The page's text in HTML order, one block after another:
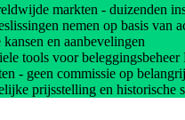
markten - duizenden
nemen op basis van
en aanbevelingen
tools voor beleggingsbeheer
- geen commissie op
prijsstelling en historische